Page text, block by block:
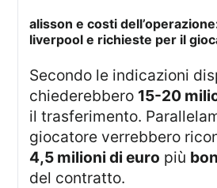
alisson e costi
liverpool e richieste per il
Secondo le indicazioni
chiederebbero 15-20
il trasferimento.
giocatore verrebbero
4,5 milioni di euro più
del contratto.